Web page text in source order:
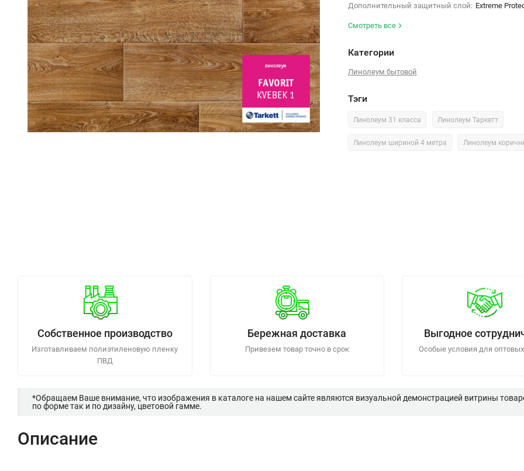
Дополнительный защитный слой: Extreme
Смотреть все
Категории
Линолеум бытовой
Тэги
Линолеум 31 класса Линолеум Таркетт
Линолеум шириной 4 метра Линолеум
Собственное производство
Изготавливаем полиэтиленовую пленку
ПВД
Бережная доставка
Привезем товар точно в срок
Выгодное
Особые условия для
*Обращаем Ваше внимание, что изображения в каталоге на нашем сайте являются визуальной демонстрацией витрины
по форме так и по дизайну, цветовой гамме.
Описание